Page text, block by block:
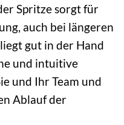
Spritze sorgt für
auch bei längeren
gut in der Hand
und intuitive
und Ihr Team und
Ablauf der